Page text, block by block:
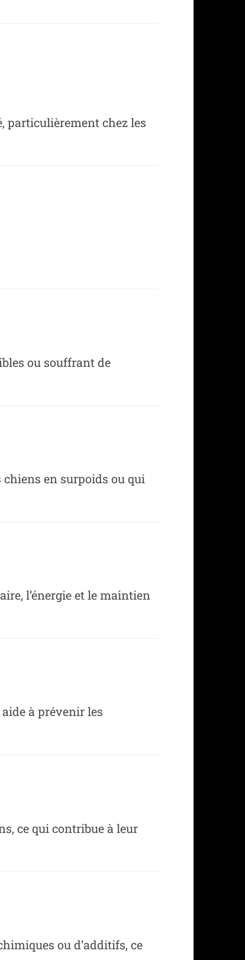
particulièrement chez les
ou souffrant de
en surpoids ou qui
l’énergie et le maintien
à prévenir les
ce qui contribue à leur
ou d’additifs, ce